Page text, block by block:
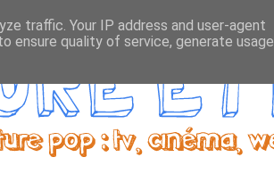
traffic. Your IP address and user-agent
ensure quality of service, generate usage